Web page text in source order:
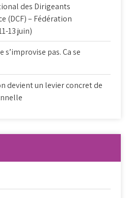
des Dirigeants
(DCF) – Fédération
13 juin)
s’improvise pas. Ca se
devient un levier concret de